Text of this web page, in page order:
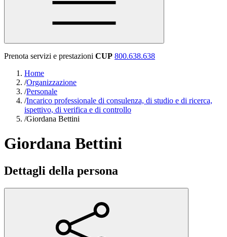
Prenota servizi e prestazioni CUP 800.638.638
Home
/Organizzazione
/Personale
/Incarico professionale di consulenza, di studio e di ricerca,
ispettivo, di verifica e di controllo
/Giordana Bettini
Giordana Bettini
Dettagli della persona